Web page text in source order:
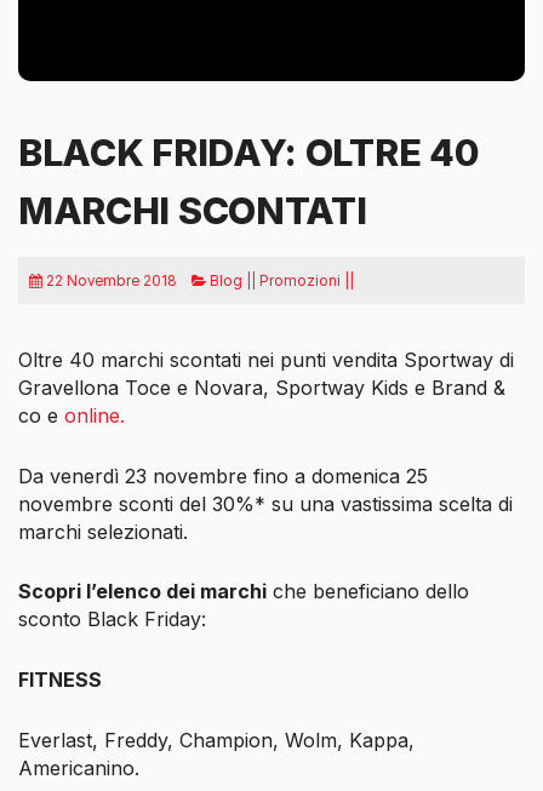
BLACK FRIDAY: OLTRE 40
MARCHI SCONTATI
22 Novembre 2018 Blog || Promozioni ||
Oltre 40 marchi scontati nei punti vendita Sportway di
Gravellona Toce e Novara, Sportway Kids e Brand &
co e online.
Da venerdì 23 novembre fino a domenica 25
novembre sconti del 30%* su una vastissima scelta di
marchi selezionati.
Scopri l’elenco dei marchi che beneficiano dello
sconto Black Friday:
FITNESS
Everlast, Freddy, Champion, Wolm, Kappa,
Americanino.